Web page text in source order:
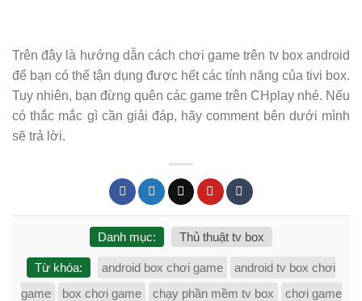
Trên đây là hướng dẫn cách chơi game trên tv box android
để bạn có thể tận dụng được hết các tính năng của tivi box.
Tuy nhiên, bạn đừng quên các game trên CHplay nhé. Nếu
có thắc mắc gì cần giải đáp, hãy comment bên dưới mình
sẽ trả lời.
Danh mục: Thủ thuật tv box
Từ khóa: android box chơi game
android tv box chơi
game
box chơi game chạy phần mềm tv box
chơi game